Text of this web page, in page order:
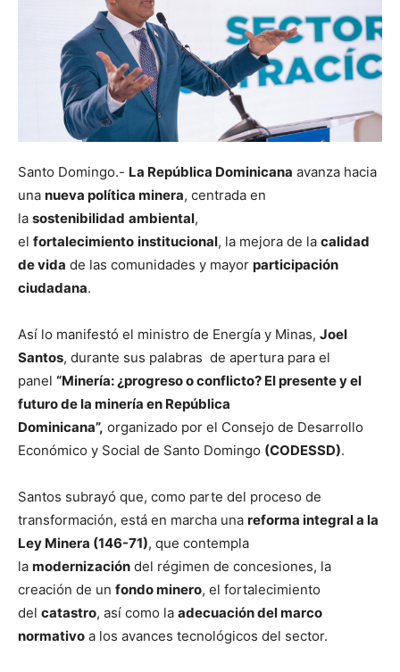
Santo Domingo.- La República Dominicana avanza hacia
una nueva política minera, centrada en
la sostenibilidad ambiental,
el fortalecimiento institucional, la mejora de la calidad
de vida de las comunidades y mayor participación
ciudadana.
Así lo manifestó el ministro de Energía y Minas, Joel
Santos, durante sus palabras de apertura para el
panel “Minería: ¿progreso o conflicto? El presente y el
futuro de la minería en República
Dominicana”, organizado por el Consejo de Desarrollo
Económico y Social de Santo Domingo (CODESSD).
Santos subrayó que, como parte del proceso de
transformación, está en marcha una reforma integral a la
Ley Minera (146-71), que contempla
la modernización del régimen de concesiones, la
creación de un fondo minero, el fortalecimiento
del catastro, así como la adecuación del marco
normativo a los avances tecnológicos del sector.